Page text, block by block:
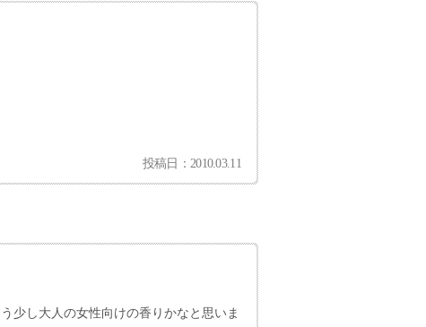
投稿日：2010.03.11
少し大人の女性向けの香りかなと思いま